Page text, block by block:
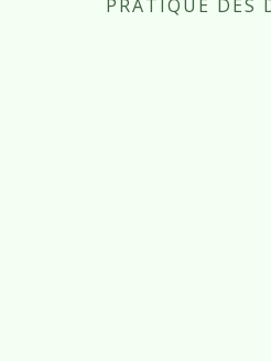
PRATIQUE DES